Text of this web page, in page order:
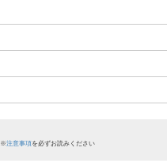
※注意事項を必ずお読みください